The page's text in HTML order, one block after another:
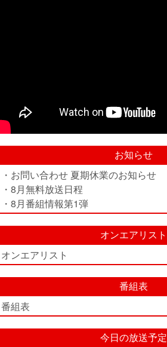
お知らせ
・お問い合わせ 夏期休業のお知らせ
・8月無料放送日程
・8月番組情報第1弾
オンエアリスト
オンエアリスト
番組表
番組表
今日の放送予定